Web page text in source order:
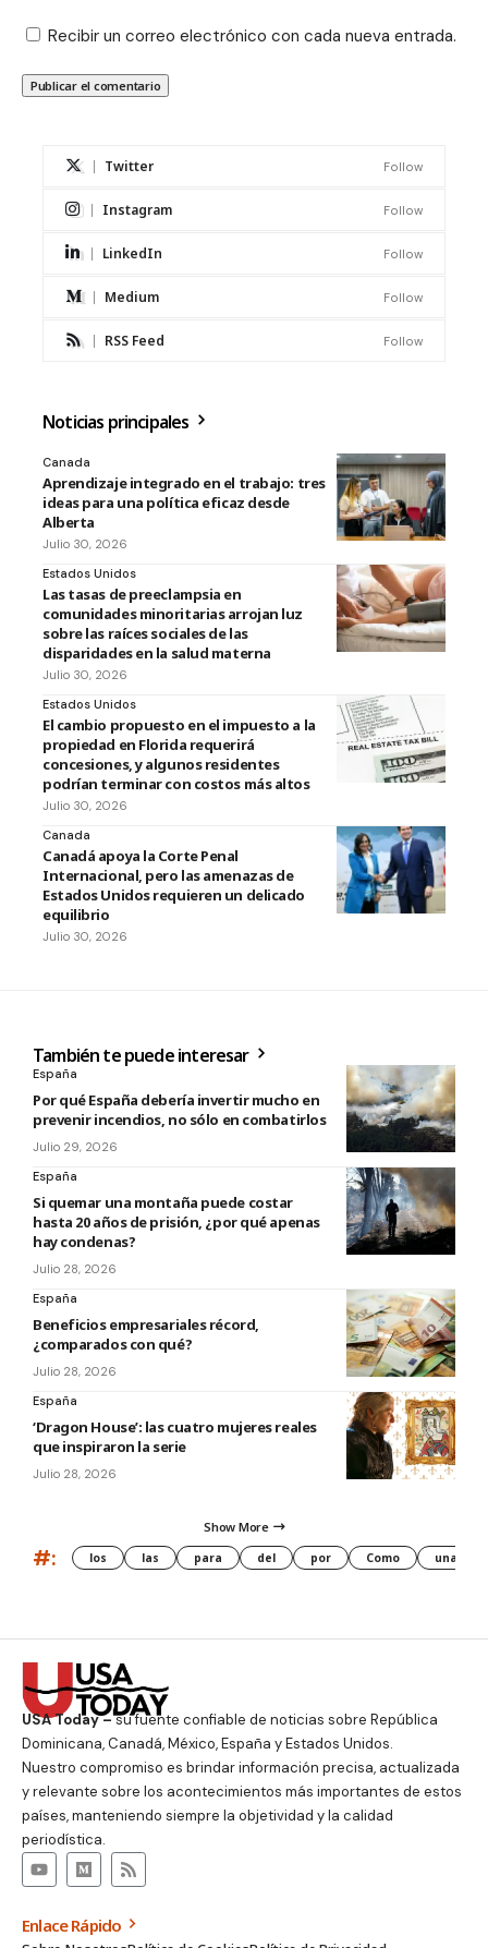
Recibir un correo electrónico con cada nueva entrada.
Twitter Follow
Instagram Follow
LinkedIn Follow
Medium Follow
RSS Feed Follow
Noticias principales
Canada
Aprendizaje integrado en el trabajo: tres
ideas para una política eficaz desde
Alberta
Julio 30, 2026
Estados Unidos
Las tasas de preeclampsia en
comunidades minoritarias arrojan luz
sobre las raíces sociales de las
disparidades en la salud materna
Julio 30, 2026
Estados Unidos
El cambio propuesto en el impuesto a la
propiedad en Florida requerirá
concesiones, y algunos residentes
podrían terminar con costos más altos
Julio 30, 2026
Canada
Canadá apoya la Corte Penal
Internacional, pero las amenazas de
Estados Unidos requieren un delicado
equilibrio
Julio 30, 2026
También te puede interesar
España
Por qué España debería invertir mucho en
prevenir incendios, no sólo en combatirlos
Julio 29, 2026
España
Si quemar una montaña puede costar
hasta 20 años de prisión, ¿por qué apenas
hay condenas?
Julio 28, 2026
España
Beneficios empresariales récord,
¿comparados con qué?
Julio 28, 2026
España
‘Dragon House’: las cuatro mujeres reales
que inspiraron la serie
Julio 28, 2026
Show More
#: los las para del por Como una
USA Today –su fuente confiable de noticias sobre República
Dominicana, Canadá, México, España y Estados Unidos.
Nuestro compromiso es brindar información precisa, actualizada
y relevante sobre los acontecimientos más importantes de estos
países, manteniendo siempre la objetividad y la calidad
periodística.
Enlace Rápido